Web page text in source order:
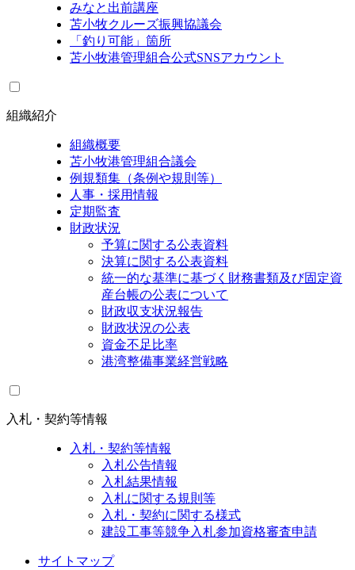
みなと出前講座
苫小牧クルーズ振興協議会
「釣り可能」箇所
苫小牧港管理組合公式SNSアカウント
組織紹介
組織概要
苫小牧港管理組合議会
例規類集（条例や規則等）
人事・採用情報
定期監査
財政状況
予算に関する公表資料
決算に関する公表資料
統一的な基準に基づく財務書類及び固定資
産台帳の公表について
財政収支状況報告
財政状況の公表
資金不足比率
港湾整備事業経営戦略
入札・契約等情報
入札・契約等情報
入札公告情報
入札結果情報
入札に関する規則等
入札・契約に関する様式
建設工事等競争入札参加資格審査申請
サイトマップ